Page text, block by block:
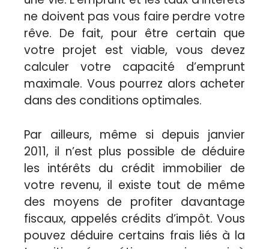
ne doivent pas vous faire perdre votre
rêve. De fait, pour être certain que
votre projet est viable, vous devez
calculer votre capacité d’emprunt
maximale. Vous pourrez alors acheter
dans des conditions optimales.
Par ailleurs, même si depuis janvier
2011, il n’est plus possible de déduire
les intérêts du crédit immobilier de
votre revenu, il existe tout de même
des moyens de profiter davantage
fiscaux, appelés crédits d’impôt. Vous
pouvez déduire certains frais liés à la